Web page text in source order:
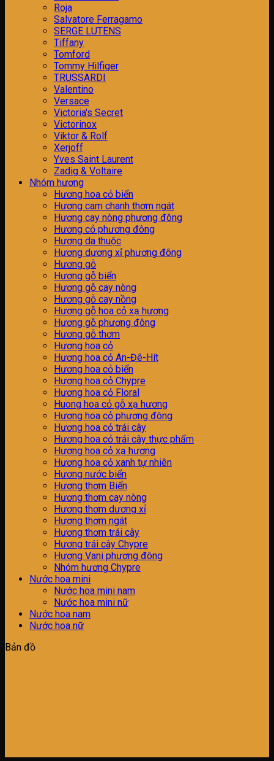
Roja
Salvatore Ferragamo
SERGE LUTENS
Tiffany
Tomford
Tommy Hilfiger
TRUSSARDI
Valentino
Versace
Victoria's Secret
Victorinox
Viktor & Rolf
Xerjoff
Yves Saint Laurent
Zadig & Voltaire
Nhóm hương
H­ương hoa cỏ biển
Hương cam chanh thơm ngát
Hương cay nòng phương đông
Hương cỏ phương đông
Hương da thuộc
Hương dương xỉ phương đông
Hương gỗ
Hương gỗ biển
Hương gỗ cay nòng
Hương gỗ cay nồng
Hương gỗ hoa cỏ xạ hương
Hương gỗ phương đông
Hương gỗ thơm
Hương hoa cỏ
Hương hoa cỏ An-Đê-Hít
Hương hoa cỏ biển
Hương hoa cỏ Chypre
Hương hoa cỏ Floral
Huong hoa cỏ gỗ xạ hương
Hương hoa cỏ phương đông
Hương hoa cỏ trái cây
Hương hoa cỏ trái cây thực phẩm
Hương hoa cỏ xạ hương
Hương hoa cỏ xanh tự nhiên
Hương nước biển
Hương thơm Biển
Hương thơm cay nòng
Hương thơm dương xỉ
Hương thơm ngát
Hương thơm trái cây
Hương trái cây Chypre
Hương Vani phương đông
Nhóm hương Chypre
Nước hoa mini
Nước hoa mini nam
Nước hoa mini nữ
Nước hoa nam
Nước hoa nữ
Bản đồ